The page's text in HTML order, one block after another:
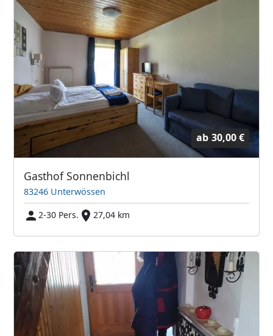
ab 30,00 €
Gasthof Sonnenbichl
83246 Unterwössen
2-30 Pers.
27,04 km